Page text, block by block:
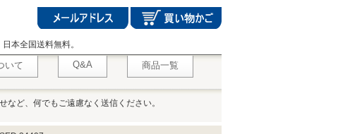
本全国送料無料。
いて Q&A 商品一覧
など、何でもご遠慮なく送信ください。